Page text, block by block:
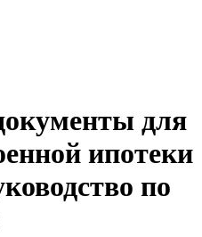
для
ипотеки
по